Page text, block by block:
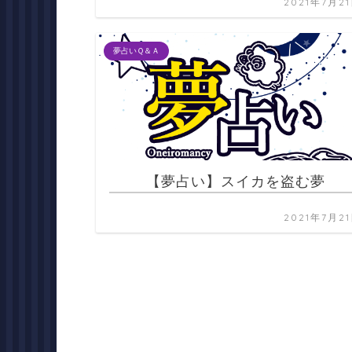
夢占いＱ＆Ａ
【夢占い】スイカを盗む夢
2021年7月21